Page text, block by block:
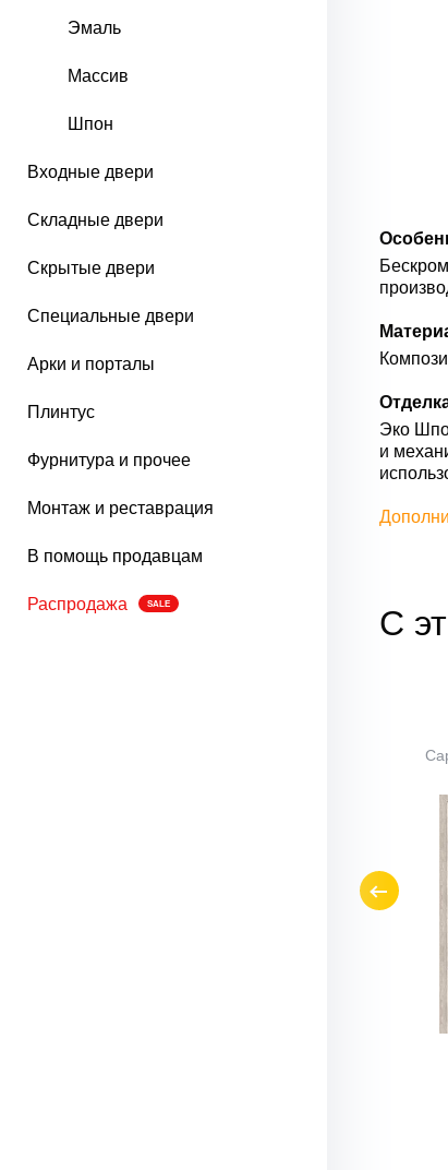
Эмаль
Массив
Шпон
Входные двери
Складные двери
Скрытые двери
Специальные двери
Арки и порталы
Плинтус
Фурнитура и прочее
Монтаж и реставрация
В помощь продавцам
Распродажа SALE
Эко
и
С